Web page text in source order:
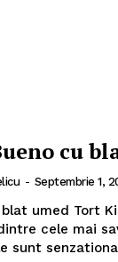
cu
- Septembrie 1,
umed Tort
cele mai
sunt